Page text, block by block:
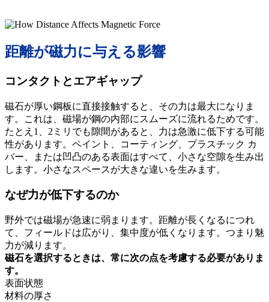
距離が磁力に与える影響
コンタクトとエアギャップ
磁石が厚い鋼板に直接接触すると、その力は最大になりま
す。これは、磁場が鋼の内部にスムーズに流れるためです。
たとえ1、2ミリでも隙間があると、力は急激に低下する可能
性があります。ペイント、コーティング、プラスチック カ
バー、または凹凸のある表面はすべて、小さな空隙を生み出
します。小さなスペースが大きな違いを生みます。
なぜ力が低下するのか
野外では磁場が急速に弱まります。距離が長くなるにつれ
て、フィールドは広がり、集中度が低くなります。つまり魅
力が減ります。
磁石を選択するときは、常に次の点を考慮する必要がありま
す。
表面状態
材料の厚さ